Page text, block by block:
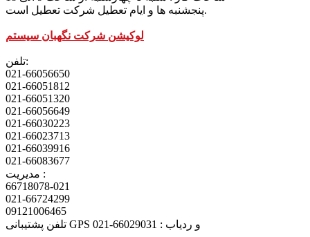
پنجشنبه ها و ایام تعطیل شرکت تعطیل است.
لوکیشن شرکت نگهبان سیستم
تلفن:
021-66056650
021-66051812
021-66051320
021-66056649
021-66030223
021-66023713
021-66039916
021-66083677
مدیریت :
66718078-021
021-66724299
09121006465
تلفن پشتیبانی GPS و ردیاب : 66029031-021